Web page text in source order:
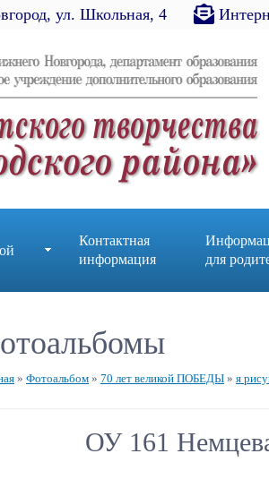
ул. Школьная, 4
Контактная
информация
для
» Фотоальбом » 70 лет великой ПОБЕДЫ » я
ОУ 161